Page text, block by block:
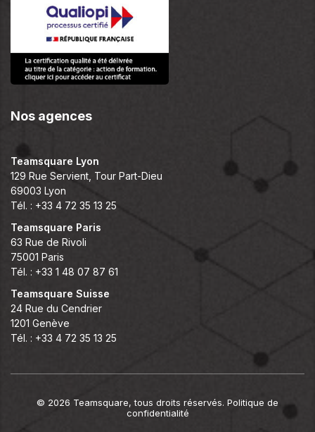
Nos agences
Teamsquare Lyon
129 Rue Servient, Tour Part-Dieu
69003 Lyon
Tél. : +33 4 72 35 13 25
Teamsquare Paris
63 Rue de Rivoli
75001 Paris
Tél. : +33 1 48 07 87 61
Teamsquare Suisse
24 Rue du Cendrier
1201 Genève
Tél. : +33 4 72 35 13 25
© 2026 Teamsquare, tous droits réservés. Politique de
confidentialité